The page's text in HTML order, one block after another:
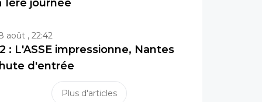
1ère journée
août , 22:42
: L'ASSE impressionne, Nantes
d'entrée
Plus d'articles